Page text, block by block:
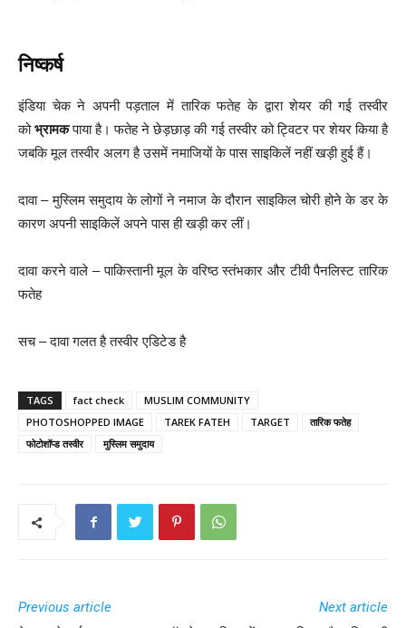
निष्कर्ष
इंडिया चेक ने अपनी पड़ताल में तारिक फतेह के द्वारा शेयर की गई तस्वीर
कोभ्रामकपाया है। फतेह ने छेड़छाड़ की गई तस्वीर को ट्विटर पर शेयर किया है
जबकि मूल तस्वीर अलग है उसमें नमाजियों के पास साइकिलें नहीं खड़ी हुई हैं।
दावा – मुस्लिम समुदाय के लोगों ने नमाज के दौरान साइकिल चोरी होने के डर के
कारण अपनी साइकिलें अपने पास ही खड़ी कर लीं।
दावा करने वाले – पाकिस्तानी मूल के वरिष्ठ स्तंभकार और टीवी पैनलिस्ट तारिक
फतेह
सच – दावा गलत है तस्वीर एडिटेड है
TAGS fact check
MUSLIM COMMUNITY
PHOTOSHOPPED IMAGE
TAREK FATEH TARGET
तारिक फतेह
फोटोशॉप्ड तस्वीर
मुस्लिम समुदाय
Previous article
Next article